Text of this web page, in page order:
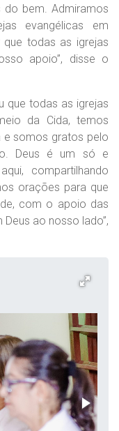
bem. Admiramos
evangélicas em
todas as igrejas
apoio”, disse o
que todas as igrejas
da Cida, temos
e somos gratos pelo
Deus é um só e
compartilhando
orações para que
com o apoio das
ao nosso lado”,